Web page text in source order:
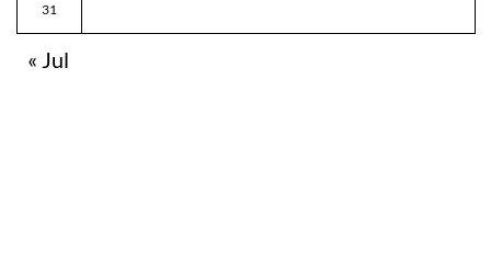
31
« Jul